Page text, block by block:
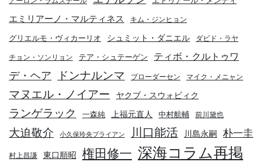
エミリアーノ・マルティネス キム・ジンヒョン
グリエルモ・ヴィカーリオ シュミット・ダニエル ダビド・ラヤ
チョン・ソンリョン テア・シュテーゲン ティボ・クルトゥワ
デ・ヘア ドンナルンマ ブローダーセン マイク・メニャン
マヌエル・ノイアー ヤクブ・スウォビィク
ランゲラック 一森純 上福元直人 中村航輔 前川黛也
大迫敬介 小久保玲央ブライアン 川口能活 川島永嗣 朴一圭
村上昌謙 東口順昭 権田修一 深海コラム再掲